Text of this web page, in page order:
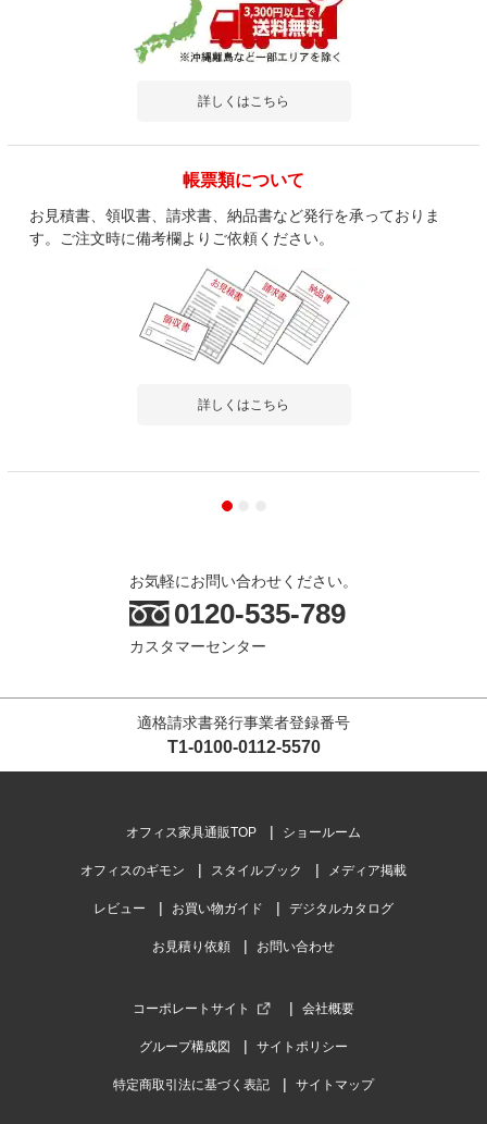
詳しくはこちら
帳票類について
お見積書、領収書、請求書、納品書など発行を承っておりま
す。ご注文時に備考欄よりご依頼ください。
詳しくはこちら
お気軽にお問い合わせください。
0120-535-789
カスタマーセンター
適格請求書発行事業者登録番号
T1-0100-0112-5570
オフィス家具通販TOP ショールーム
オフィスのギモン スタイルブック メディア掲載
レビュー お買い物ガイド デジタルカタログ
お見積り依頼 お問い合わせ
コーポレートサイト 会社概要
グループ構成図 サイトポリシー
特定商取引法に基づく表記 サイトマップ